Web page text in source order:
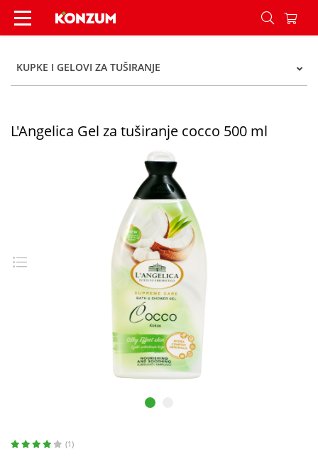
L'Angelica Gel za tuširanje cocco 500 ml -
KUPKE I GELOVI ZA TUŠIRANJE
L'Angelica Gel za tuširanje cocco 500 ml
(1)